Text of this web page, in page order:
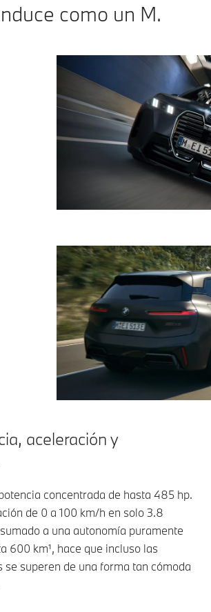
como un M.
aceleración y
concentrada de hasta 485 hp.
de 0 a 100 km/h en solo 3.8
a una autonomía puramente
600 km¹, hace que incluso las
se superen de una forma tan cómoda